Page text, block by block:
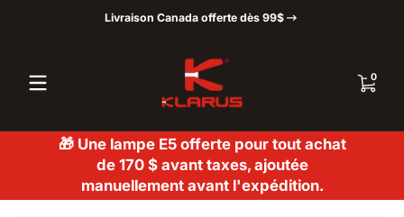
Passer au contenuLivraison Canada offerte dès 99$
00
🎁 Une lampe E5 offerte pour tout achat
de 170 $ avant taxes, ajoutée
manuellement avant l'expédition.